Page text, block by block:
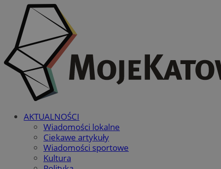
AKTUALNOŚCI
Wiadomości lokalne
Ciekawe artykuły
Wiadomości sportowe
Kultura